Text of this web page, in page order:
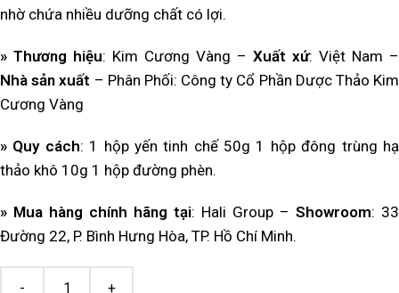
nhờ chứa nhiều dưỡng chất có lợi.
» Thương hiệu: Kim Cương Vàng – Xuất xứ: Việt Nam –
Nhà sản xuất – Phân Phối: Công ty Cổ Phần Dược Thảo Kim
Cương Vàng
» Quy cách: 1 hộp yến tinh chế 50g 1 hộp đông trùng hạ
thảo khô 10g 1 hộp đường phèn.
» Mua hàng chính hãng tại: Hali Group – Showroom: 33
Đường 22, P. Bình Hưng Hòa, TP. Hồ Chí Minh.